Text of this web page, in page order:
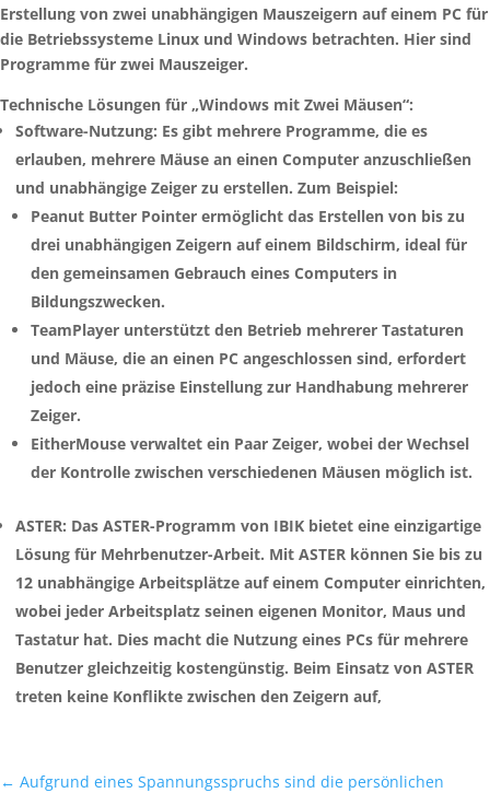
Erstellung von zwei unabhängigen Mauszeigern auf einem PC für
die Betriebssysteme Linux und Windows betrachten. Hier sind
Programme für zwei Mauszeiger.
Technische Lösungen für „Windows mit Zwei Mäusen“:
Software-Nutzung: Es gibt mehrere Programme, die es
erlauben, mehrere Mäuse an einen Computer anzuschließen
und unabhängige Zeiger zu erstellen. Zum Beispiel:
Peanut Butter Pointer ermöglicht das Erstellen von bis zu
drei unabhängigen Zeigern auf einem Bildschirm, ideal für
den gemeinsamen Gebrauch eines Computers in
Bildungszwecken.
TeamPlayer unterstützt den Betrieb mehrerer Tastaturen
und Mäuse, die an einen PC angeschlossen sind, erfordert
jedoch eine präzise Einstellung zur Handhabung mehrerer
Zeiger.
EitherMouse verwaltet ein Paar Zeiger, wobei der Wechsel
der Kontrolle zwischen verschiedenen Mäusen möglich ist.
ASTER: Das ASTER-Programm von IBIK bietet eine einzigartige
Lösung für Mehrbenutzer-Arbeit. Mit ASTER können Sie bis zu
12 unabhängige Arbeitsplätze auf einem Computer einrichten,
wobei jeder Arbeitsplatz seinen eigenen Monitor, Maus und
Tastatur hat. Dies macht die Nutzung eines PCs für mehrere
Benutzer gleichzeitig kostengünstig. Beim Einsatz von ASTER
treten keine Konflikte zwischen den Zeigern auf,
← Aufgrund eines Spannungsspruchs sind die persönlichen